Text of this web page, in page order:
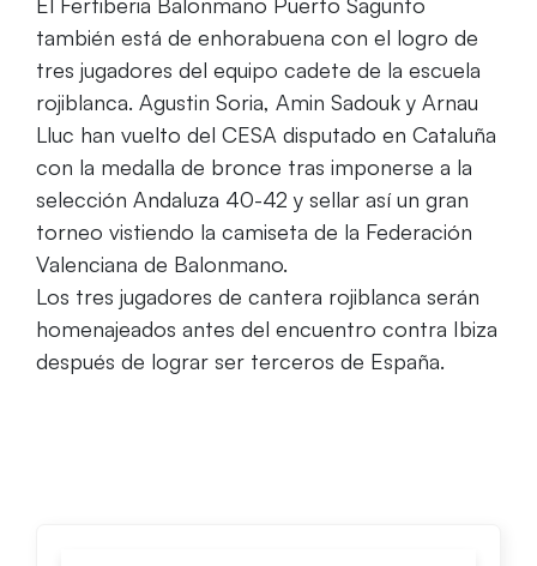
también está de enhorabuena con el logro de
tres jugadores del equipo cadete de la escuela
rojiblanca. Agustin Soria, Amin Sadouk y Arnau
Lluc han vuelto del CESA disputado en Cataluña
con la medalla de bronce tras imponerse a la
selección Andaluza 40-42 y sellar así un gran
torneo vistiendo la camiseta de la Federación
Valenciana de Balonmano.
Los tres jugadores de cantera rojiblanca serán
homenajeados antes del encuentro contra Ibiza
después de lograr ser terceros de España.